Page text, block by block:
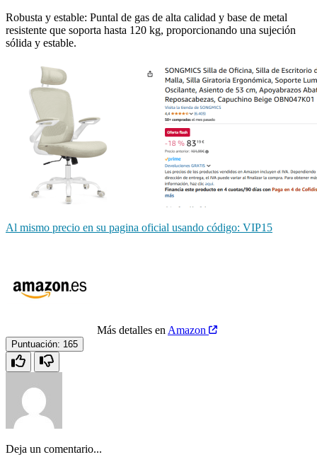
Robusta y estable: Puntal de gas de alta calidad y base de metal
resistente que soporta hasta 120 kg, proporcionando una sujeción
sólida y estable.
Al mismo precio en su pagina oficial usando código: VIP15
Más detalles en Amazon
Puntuación: 165
Deja un comentario...